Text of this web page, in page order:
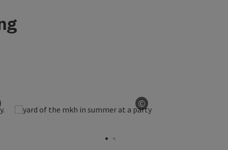
copyright
©
Open copyright